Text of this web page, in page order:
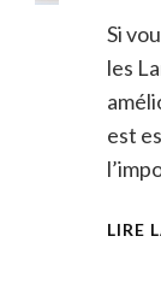
Si
les
est
LIRE